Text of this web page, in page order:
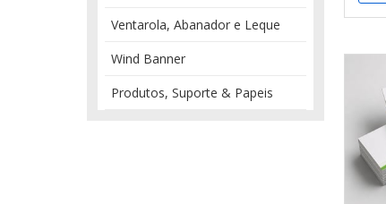
Ventarola, Abanador e Leque
Wind Banner
Produtos, Suporte & Papeis